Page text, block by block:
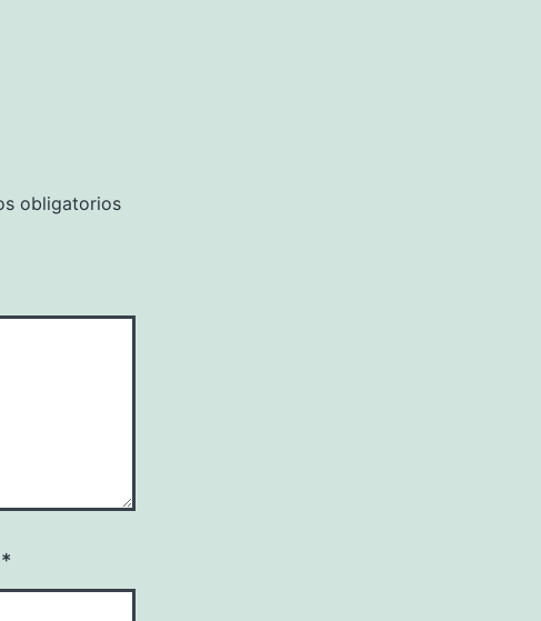
obligatorios
*